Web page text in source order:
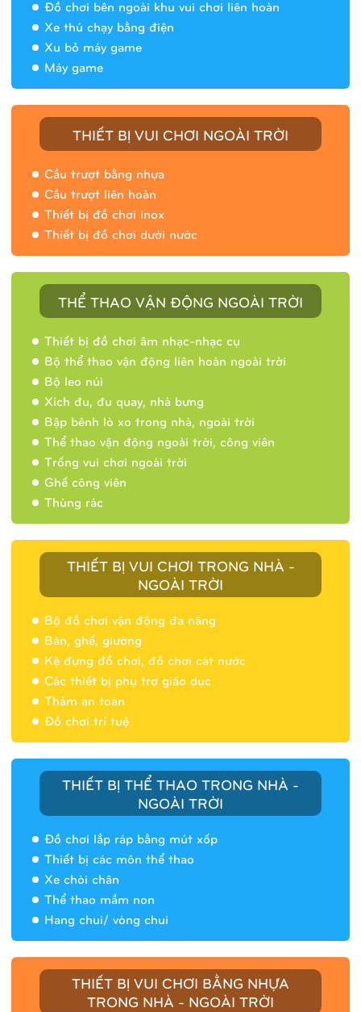
Đồ chơi bên ngoài khu vui chơi liên hoàn
Xe thú chạy bằng điện
Xu bỏ máy game
Máy game
THIẾT BỊ VUI CHƠI NGOÀI TRỜI
Cầu trượt bằng nhựa
Cầu trượt liên hoàn
Thiết bị đồ chơi inox
Thiết bị đồ chơi dưới nước
THỂ THAO VẬN ĐỘNG NGOÀI TRỜI
Thiết bị đồ chơi âm nhạc-nhạc cụ
Bộ thể thao vận động liên hoàn ngoài trời
Bộ leo núi
Xích đu, đu quay, nhà bưng
Bập bênh lò xo trong nhà, ngoài trời
Thể thao vận động ngoài trời, công viên
Trống vui chơi ngoài trời
Ghế công viên
Thùng rác
THIẾT BỊ VUI CHƠI TRONG NHÀ -
NGOÀI TRỜI
Bộ đồ chơi vận động đa năng
Bàn, ghế, giường
Kệ đựng đồ chơi, đồ chơi cát nước
Các thiết bị phụ trợ giáo dục
Thảm an toàn
Đồ chơi trí tuệ
THIẾT BỊ THỂ THAO TRONG NHÀ -
NGOÀI TRỜI
Đồ chơi lắp ráp bằng mút xốp
Thiết bị các môn thể thao
Xe chòi chân
Thể thao mầm non
Hang chui/ vòng chui
THIẾT BỊ VUI CHƠI BẰNG NHỰA
TRONG NHÀ - NGOÀI TRỜI
Nhà banh 9H5404
Nhà banh 9H5408